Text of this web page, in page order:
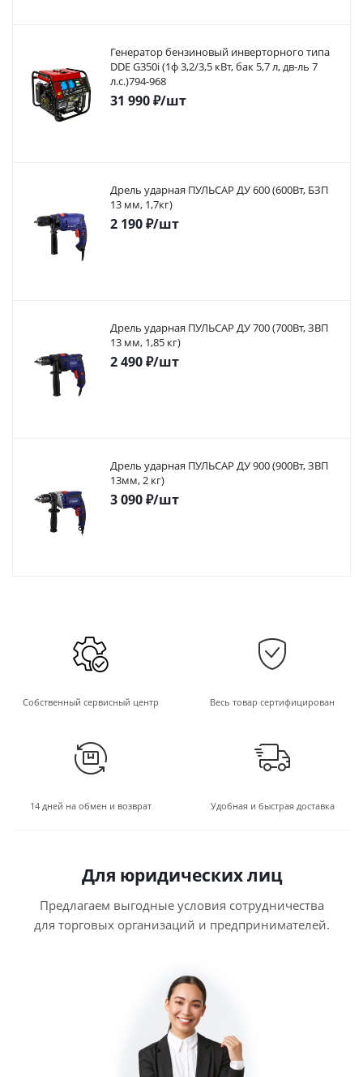
Генератор бензиновый инверторного типа
DDE G350i (1ф 3,2/3,5 кВт, бак 5,7 л, дв-ль 7
л.с.)794-968
31 990₽/шт
Дрель ударная ПУЛЬСАР ДУ 600 (600Вт, БЗП
13 мм, 1,7кг)
2 190₽/шт
Дрель ударная ПУЛЬСАР ДУ 700 (700Вт, ЗВП
13 мм, 1,85 кг)
2 490₽/шт
Дрель ударная ПУЛЬСАР ДУ 900 (900Вт, ЗВП
13мм, 2 кг)
3 090₽/шт
Собственный сервисный центр Весь товар сертифицирован
14 дней на обмен и возврат Удобная и быстрая доставка
Для юридических лиц
Предлагаем выгодные условия сотрудничества
для торговых организаций и предпринимателей.